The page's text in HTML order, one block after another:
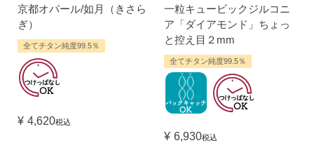
京都オパール/如月（きさら
ぎ）
全てチタン純度99.5％
¥ 4,620税込
一粒キュービックジルコニ
ア「ダイアモンド」ちょっ
と控え目２mm
全てチタン純度99.5％
¥ 6,930税込